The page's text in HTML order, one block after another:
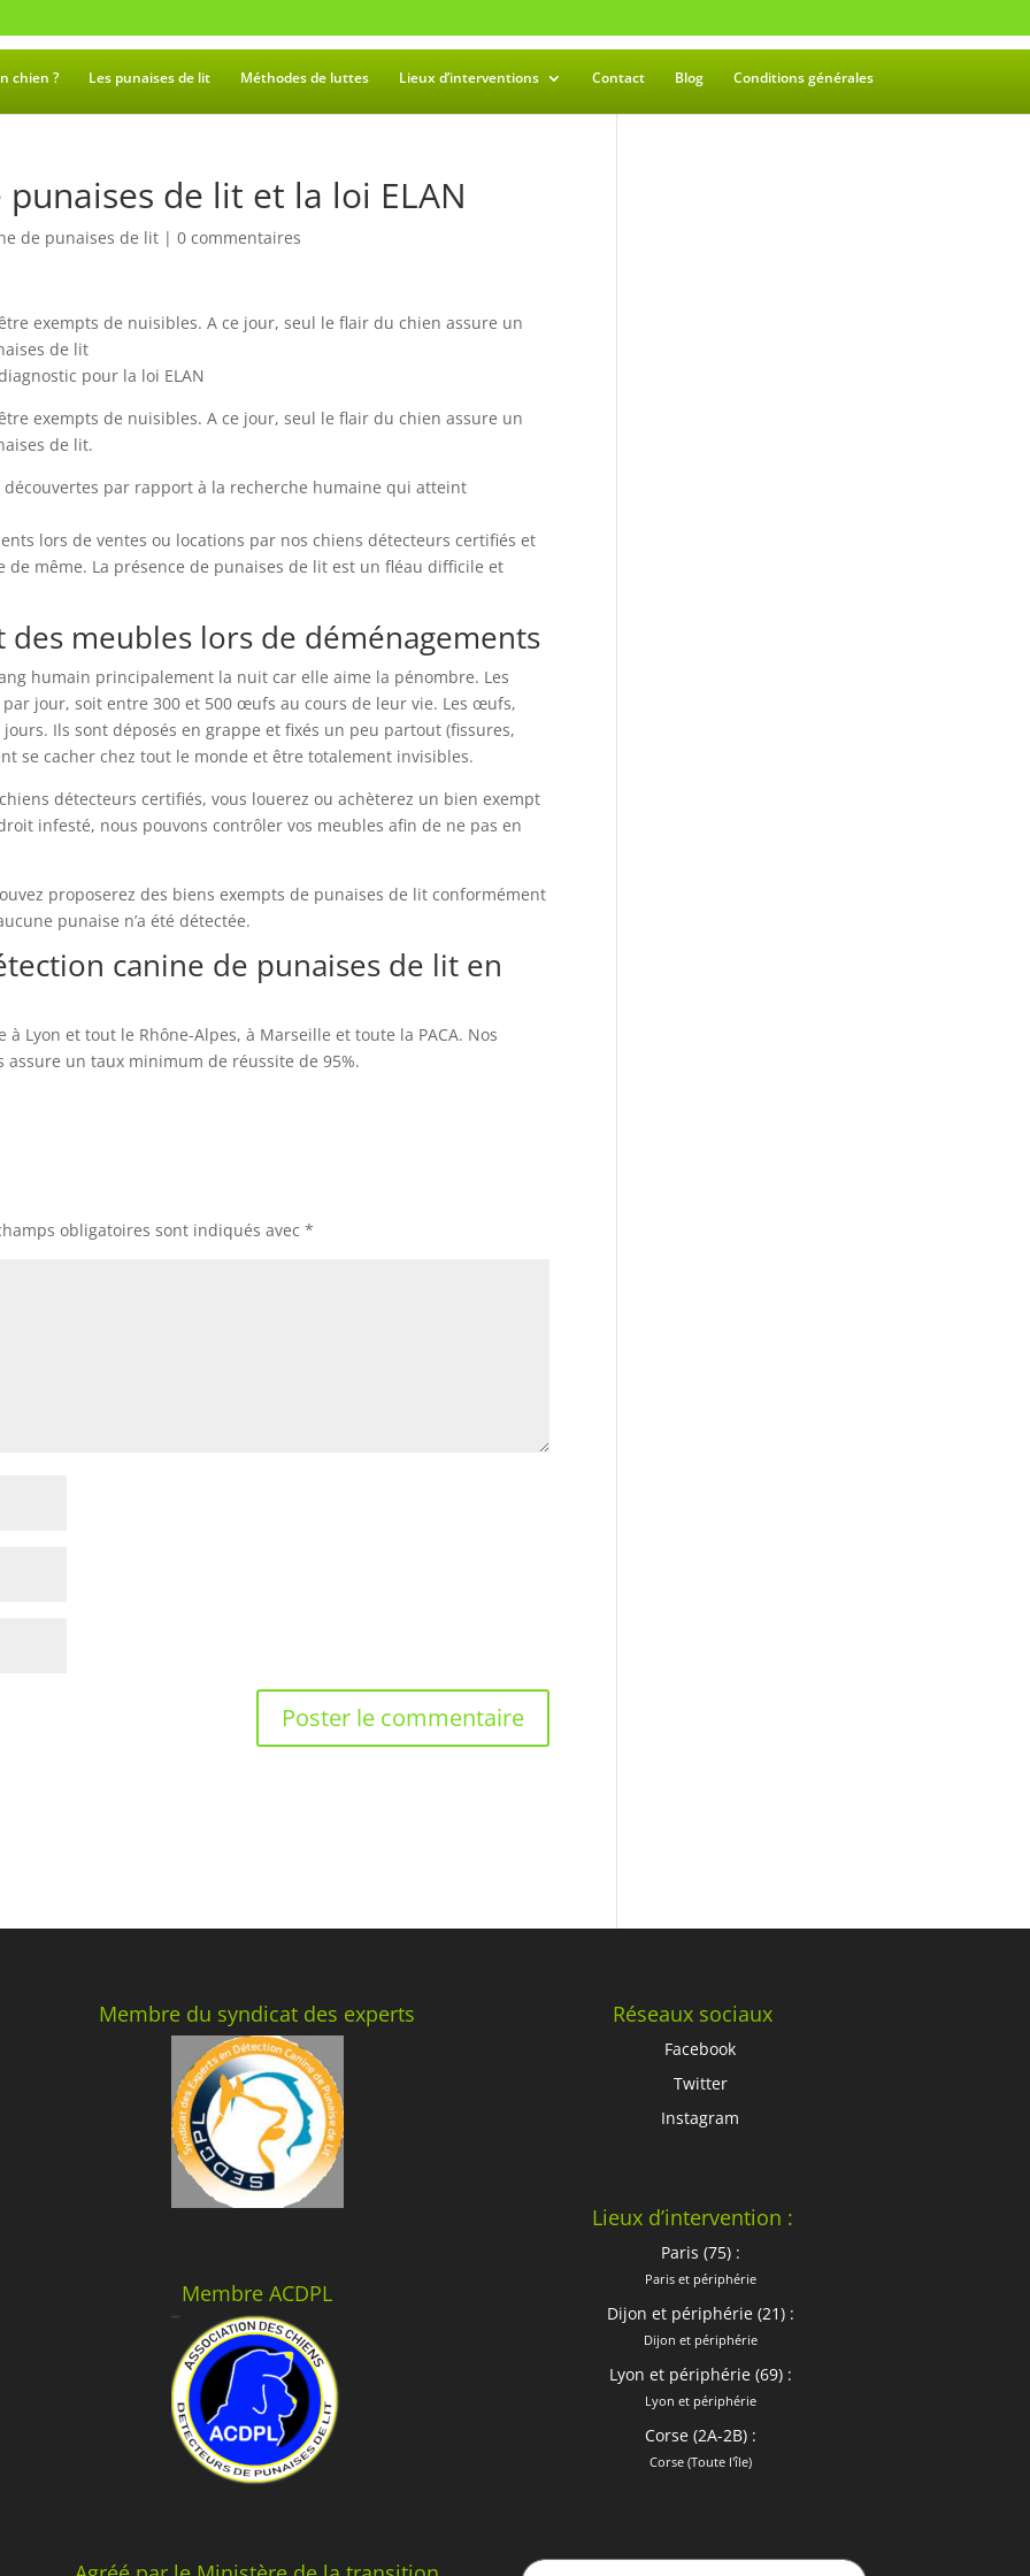
chien ? Les punaises de lit Méthodes de luttes Lieux d’interventions Contact Blog Conditions générales
de lit et la loi ELAN
de punaises de lit |0 commentaires
exempts de nuisibles. A ce jour, seul le flair du chien assure un
de lit
pour la loi ELAN
exempts de nuisibles. A ce jour, seul le flair du chien assure un
de lit.
par rapport à la recherche humaine qui atteint
lors de ventes ou locations par nos chiens détecteurs certifiés et
même. La présence de punaises de lit est un fléau difficile et
meubles lors de déménagements
humain principalement la nuit car elle aime la pénombre. Les
jour, soit entre 300 et 500 œufs au cours de leur vie. Les œufs,
Ils sont déposés en grappe et fixés un peu partout (fissures,
se cacher chez tout le monde et être totalement invisibles.
détecteurs certifiés, vous louerez ou achèterez un bien exempt
infesté, nous pouvons contrôler vos meubles afin de ne pas en
proposerez des biens exempts de punaises de lit conformément
punaise n’a été détectée.
canine de punaises de lit en
Lyon et tout le Rhône-Alpes, à Marseille et toute la PACA. Nos
un taux minimum de réussite de 95%.
obligatoires sont indiqués avec*
Membre du syndicat des experts
Membre ACDPL
Réseaux sociaux
Facebook
Twitter
Instagram
Lieux d’intervention :
Paris (75) :
Paris et périphérie
Dijon et périphérie (21) :
Dijon et périphérie
Lyon et périphérie (69) :
Lyon et périphérie
Corse (2A-2B) :
Corse (Toute l'île)